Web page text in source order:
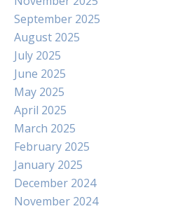
September 2025
August 2025
July 2025
June 2025
May 2025
April 2025
March 2025
February 2025
January 2025
December 2024
November 2024